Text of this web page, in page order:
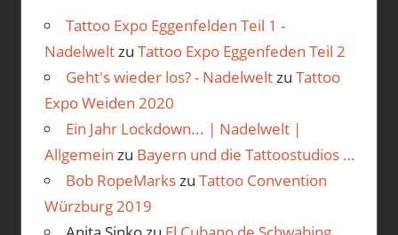
Tattoo Expo Eggenfelden Teil 1 -
Nadelweltzu Tattoo Expo Eggenfeden Teil 2
Geht's wieder los? - Nadelweltzu Tattoo
Expo Weiden 2020
Ein Jahr Lockdown... | Nadelwelt |
Allgemein zu Bayern und die Tattoostudios …
Bob RopeMarkszu Tattoo Convention
Würzburg 2019